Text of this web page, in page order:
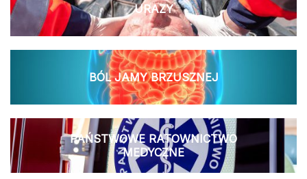
URAZY
BÓL JAMY BRZUSZNEJ
PAŃSTWOWE RATOWNICTWO
MEDYCZNE